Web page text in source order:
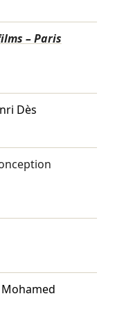
– Paris
Dès
Mohamed